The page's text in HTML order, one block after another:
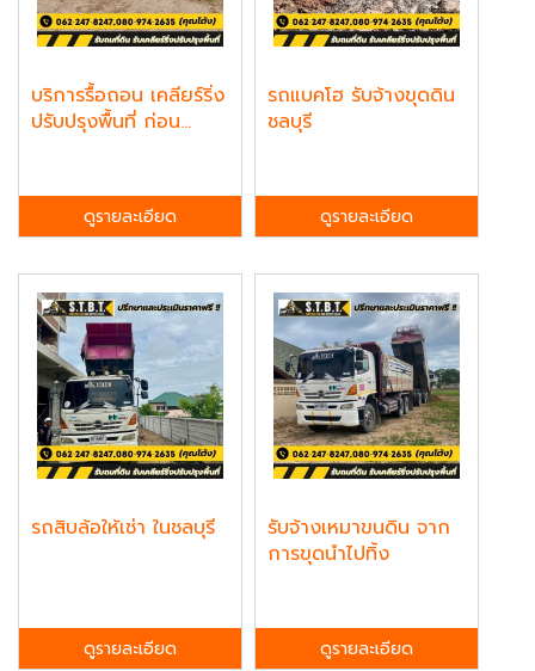
บริการรื้อถอน เคลียร์ริ่ง
ปรับปรุงพื้นที่ ก่อน...
ดูรายละเอียด
รถแบคโฮ รับจ้างขุดดิน
ชลบุรี
ดูรายละเอียด
รถสิบล้อให้เช่า ในชลบุรี
ดูรายละเอียด
รับจ้างเหมาขนดิน จาก
การขุดนำไปทิ้ง
ดูรายละเอียด